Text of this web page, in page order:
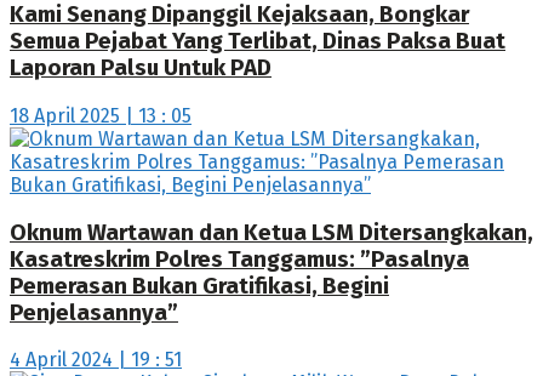
Kami Senang Dipanggil Kejaksaan, Bongkar
Semua Pejabat Yang Terlibat, Dinas Paksa Buat
Laporan Palsu Untuk PAD
18 April 2025 | 13 : 05
Oknum Wartawan dan Ketua LSM Ditersangkakan,
Kasatreskrim Polres Tanggamus: ”Pasalnya
Pemerasan Bukan Gratifikasi, Begini
Penjelasannya”
4 April 2024 | 19 : 51